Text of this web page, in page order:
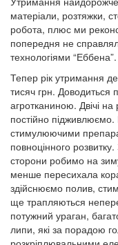
матеріали, розтяжки,
робота, плюс ми
попередня не
технологіями “Еббена”.
Тепер рік утримання
тисяч грн. Доводиться
агротканиною. Двічі
постійно підживлюємо.
стимулюючими
повноцінного
сторони робимо на
менше пересихала
здійснюємо полив,
ще трапляються
потужний ураган,
липи, які за порадою